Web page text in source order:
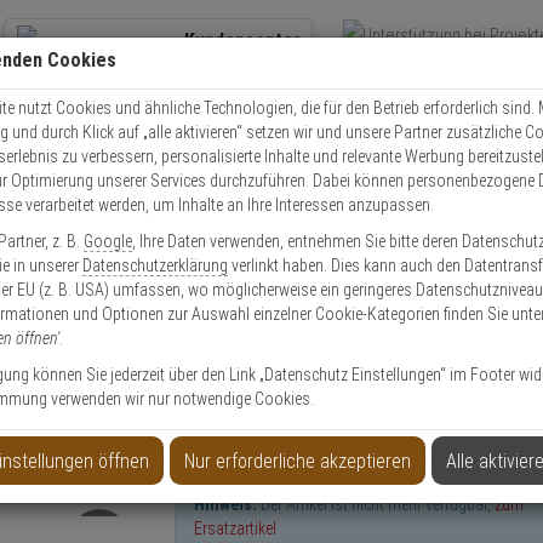
Kundencenter
Kontaktservice nutzen
Mo. - Do.: 8:00 - 16:30 Fr. 8:00 - 14:00 Uhr
BAREBONE IP-Kamera 1080p Tag/Nacht WDR
1080p Tag/Nacht WDR
Hinweis:Der Artikel ist nicht mehr verfügbar,zum
Ersatzartikel
Cookies
nutzt Cookies und ähnliche Technologien, die für den Betrieb erforderlich sind.
und durch Klick auf „alle aktivieren“ setzen wir und unsere Partner zusätzliche
zu verbessern, personalisierte Inhalte und relevante Werbung
Optimierung unserer Services durchzuführen. Dabei können personenbezogene
verarbeitet werden, um Inhalte an Ihre Interessen anzupassen.
z. B. Google , Ihre Daten verwenden, entnehmen Sie bitte deren
in unserer Datenschutzerklärung verlinkt haben. Dies kann auch den
EU (z. B. USA) umfassen, wo möglicherweise ein geringeres Datenschutzniveau
und Optionen zur Auswahl einzelner Cookie-Kategorien finden Sie
öffnen'.
können Sie jederzeit über den Link „Datenschutz Einstellungen“ im Footer
verwenden wir nur notwendige Cookies.
öffnen Nur erforderliche akzeptieren Alle